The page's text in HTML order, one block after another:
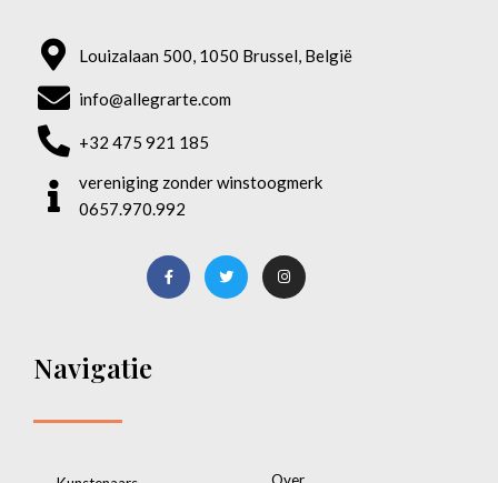
Louizalaan 500, 1050 Brussel, België
info@allegrarte.com
+32 475 921 185
vereniging zonder winstoogmerk
0657.970.992
Navigatie